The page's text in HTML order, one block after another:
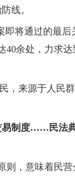
线。
即将通过的最后
40余处，力求达
，来源于人民
易制度……民法
则，意味着民